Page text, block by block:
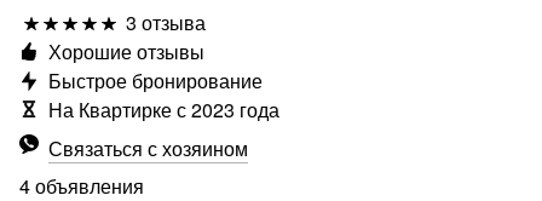
3 отзыва
Связаться с хозяином
4 объявления
Хорошие отзывы
Быстрое бронирование
На Квартирке с 2023 года